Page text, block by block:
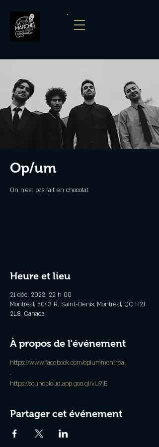
Op/um
On n'est pas fait en chocolat
Heure et lieu
21 déc. 2023, 22 h 00
Montréal, 5043 R. Saint-Denis, Montréal, QC H2J
2L8, Canada
À propos de l'événement
https://www.facebook.com/opiummontreal
.
https://soundcloud.app.goo.gl/vU9jE
Partager cet événement